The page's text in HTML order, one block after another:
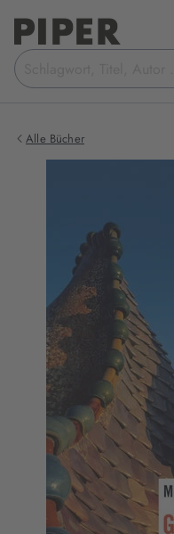
Suchbegriff
eingeben
Alle Bücher